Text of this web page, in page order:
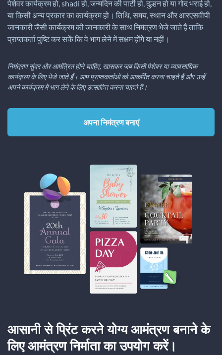
पेशेवर कार्यक्रम हो, shadi हो, जन्मदिन की पार्टी हो, दुल्हन हो या गोद भराई हो,
या किसी अन्य प्रकार का कार्यक्रम हो। तिथि, समय, स्थान और आरएसवीपी
जानकारी जैसी कार्यक्रम की जानकारी के साथ निमंत्रण भेजे जाते हैं ताकि
प्राप्तकर्ता पुष्टि कर सकें कि वे भाग लेने में सक्षम होंगे या नहीं।
निमंत्रण सुंदर और आमंत्रित होने चाहिए, खासकर जब किसी पेशेवर या व्यावसायिक
कार्यक्रम के लिए भेजे जाते हैं। आप प्राप्तकर्ताओं को आकर्षित करना चाहते हैं और उन्हें
अपने कार्यक्रम में भाग लेने के लिए उत्साहित करना चाहते हैं।
अपना निमंत्रण बनाएं
आसानी से प्रिंट करने योग्य आमंत्रण बनाने के
लिए आमंत्रण निर्माता का उपयोग करें।